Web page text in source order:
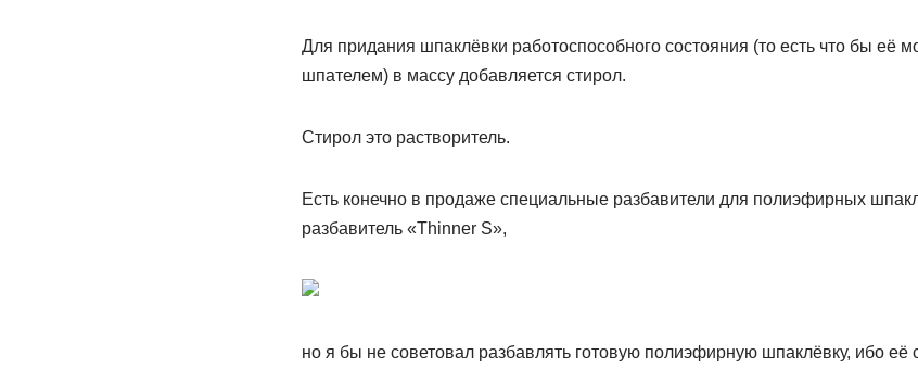
Для придания шпаклёвки работоспособного состояния (то есть что бы её
шпателем) в массу добавляется стирол.
Стирол это растворитель.
Есть конечно в продаже специальные разбавители для полиэфирных
разбавитель «Thinner S»,
но я бы не советовал разбавлять готовую полиэфирную шпаклёвку, ибо её